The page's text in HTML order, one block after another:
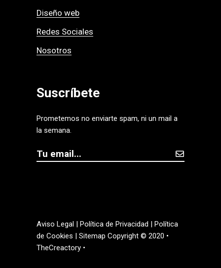
Diseño web
Redes Sociales
Nosotros
Suscríbete
Prometemos no enviarte spam, ni un mail a
la semana.
Aviso Legal | Política de Privacidad | Política
de Cookies | Sitemap Copyright © 2020 •
TheCreactory •